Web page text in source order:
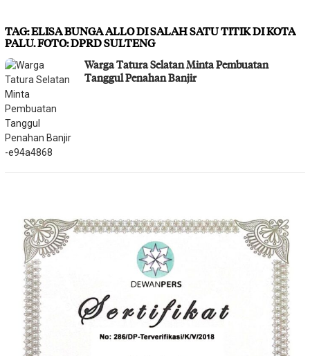
TAG:ELISA BUNGA ALLO DI SALAH SATU TITIK DI KOTA
PALU. FOTO: DPRD SULTENG
Warga Tatura Selatan Minta Pembuatan
Tanggul Penahan Banjir